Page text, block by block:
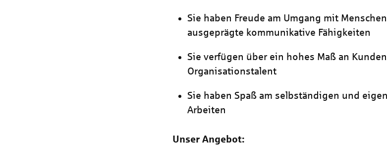
Sie haben Freude am Umgang mit
ausgeprägte kommunikative Fähigkeiten
Sie verfügen über ein hohes Maß an
Organisationstalent
Sie haben Spaß am selbständigen und
Arbeiten
Unser Angebot: